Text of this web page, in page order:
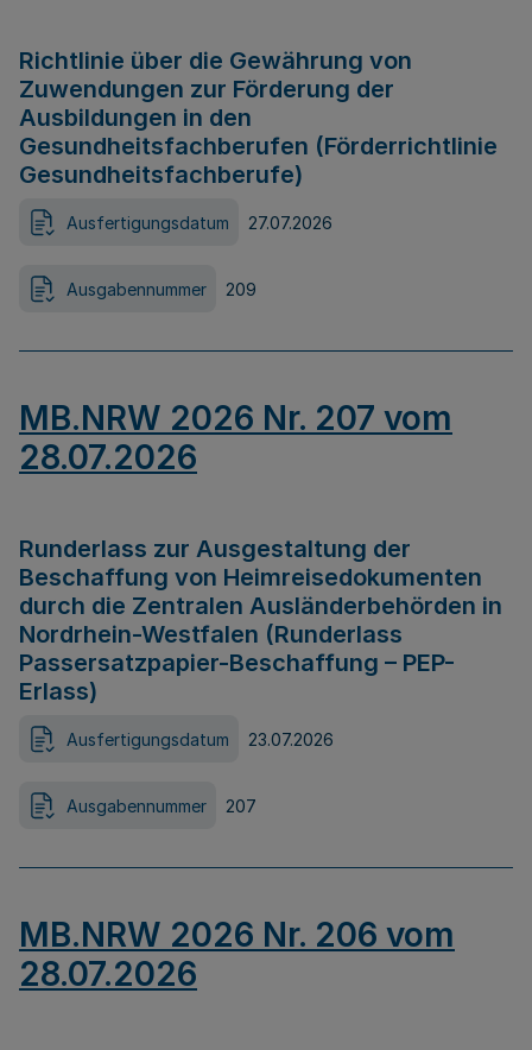
Richtlinie über die Gewährung von
Zuwendungen zur Förderung der
Ausbildungen in den
Gesundheitsfachberufen (Förderrichtlinie
Gesundheitsfachberufe)
Ausfertigungsdatum 27.07.2026
Ausgabennummer 209
MB.NRW 2026 Nr. 207 vom
28.07.2026
Runderlass zur Ausgestaltung der
Beschaffung von Heimreisedokumenten
durch die Zentralen Ausländerbehörden in
Nordrhein-Westfalen (Runderlass
Passersatzpapier-Beschaffung – PEP-
Erlass)
Ausfertigungsdatum 23.07.2026
Ausgabennummer 207
MB.NRW 2026 Nr. 206 vom
28.07.2026